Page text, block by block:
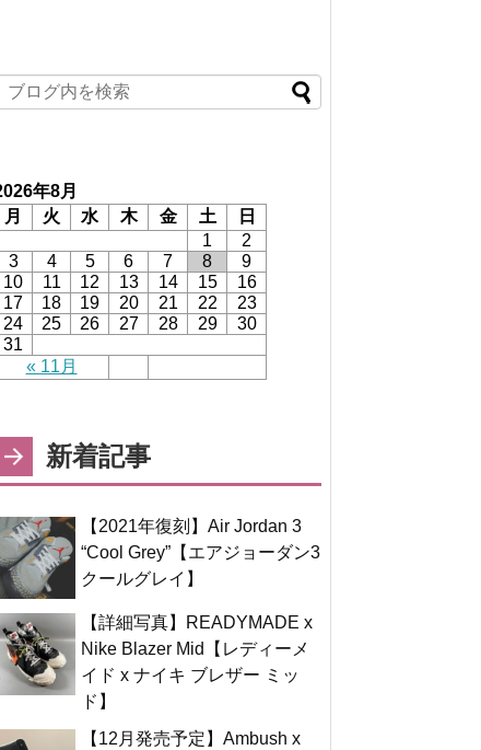
年8月
月
火 水 木 金 土 日
« 11月
1
2
3
4 5 6 7 8
9
10
11 12 13 14 15
16
17
18 19 20 21 22
23
24
25 26 27 28 29
30
31
新着記事
【2021年復刻】Air Jordan 3
“Cool Grey”【エアジョーダン3
クールグレイ】
【詳細写真】READYMADE x
Nike Blazer Mid【レディーメ
イド x ナイキ ブレザー ミッ
ド】
【12月発売予定】Ambush x